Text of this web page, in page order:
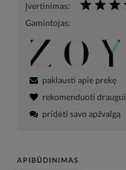
Įvertinimas:
Gamintojas:
paklausti apie prekę
rekomenduoti draugui
pridėti savo apžvalgą
APIBŪDINIMAS